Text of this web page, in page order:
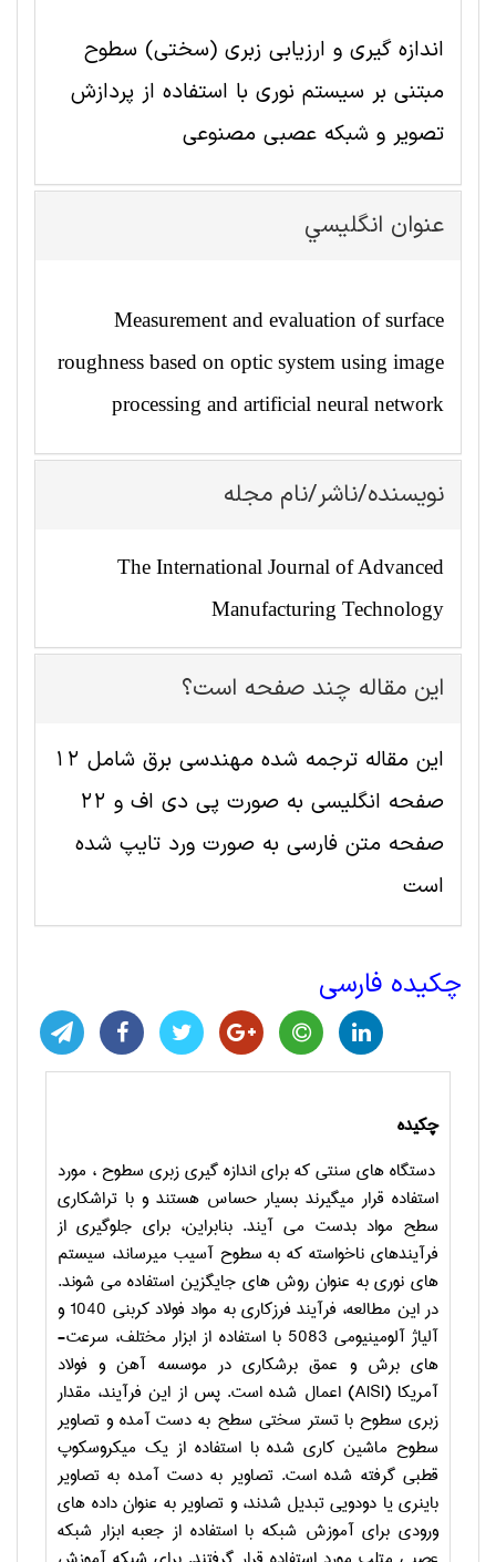
اندازه گیری و ارزیابی زبری (سختی) سطوح
مبتنی بر سیستم نوری با استفاده از پردازش
تصویر و شبکه عصبی مصنوعی
عنوان انگليسي
Measurement and evaluation of surface
roughness based on optic system using image
processing and artificial neural network
نویسنده/ناشر/نام مجله
The International Journal of Advanced
Manufacturing Technology
این مقاله چند صفحه است؟
این مقاله ترجمه شده مهندسی برق شامل 12
صفحه انگلیسی به صورت پی دی اف و 22
صفحه متن فارسی به صورت ورد تایپ شده
است
چکیده فارسی
چکیده
دستگاه های سنتی که برای اندازه گیری زبری سطوح ، مورد
استفاده قرار می­گیرند بسیار حساس هستند و با تراشکاری
سطح مواد بدست می­ آیند. بنابراین، برای جلوگیری از
فرآیندهای ناخواسته که به سطوح آسیب می­رساند، سیستم
های نوری به عنوان روش های جایگزین استفاده می شوند.
در این مطالعه، فرآیند فرزکاری به مواد فولاد کربنی 1040 و
آلیاژ آلومینیومی 5083 با استفاده از ابزار مختلف، سرعت­
های برش و عمق برشکاری در موسسه آهن و فولاد
آمریکا (AISI)اعمال شده است. پس از این فرآیند، مقدار
زبری سطوح با تستر سختی سطح به دست آمده و تصاویر
سطوح ماشین کاری شده با استفاده از یک میکروسکوپ
قطبی گرفته شده است. تصاویر به دست آمده به تصاویر
باینری یا دودویی تبدیل شدند، و تصاویر به عنوان داده ­های
ورودی برای آموزش شبکه با استفاده از جعبه ابزار شبکه